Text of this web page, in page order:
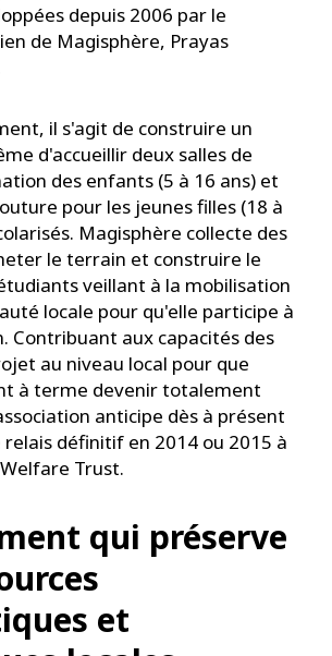
depuis 2006 par le
de Magisphère, Prayas
il s'agit de construire un
d'accueillir deux salles de
des enfants (5 à 16 ans) et
pour les jeunes filles (18 à
Magisphère collecte des
le terrain et construire le
veillant à la mobilisation
locale pour qu'elle participe à
Contribuant aux capacités des
au niveau local pour que
à terme devenir totalement
anticipe dès à présent
relais définitif en 2014 ou 2015 à
Trust.
qui préserve
et